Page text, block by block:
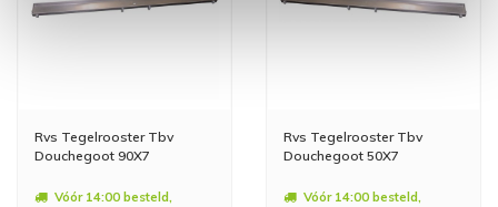
Rvs Tegelrooster Tbv
Douchegoot 90X7
Vóór 14:00 besteld,
Rvs Tegelrooster Tbv
Douchegoot 50X7
Vóór 14:00 besteld,